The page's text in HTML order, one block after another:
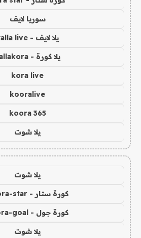
سوريا لايف
يلا لايف - yalla live
يلا كورة - yallakora
kora live
kooralive
koora 365
يلا شوت
يلا شوت
كورة ستار - koora-star
كورة جول - koora-goal
يلا شوت